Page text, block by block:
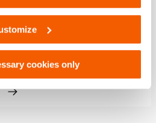
cookies only